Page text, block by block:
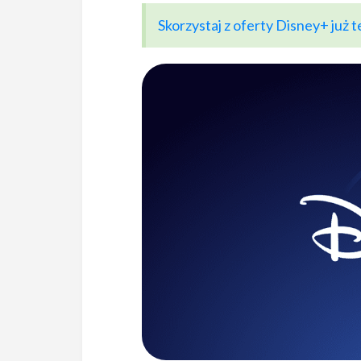
Skorzystaj z oferty Disney+ już